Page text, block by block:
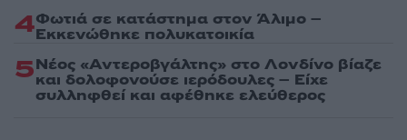
4Φωτιά σε κατάστημα στον Άλιμο –
Εκκενώθηκε πολυκατοικία
5Νέος «Αντεροβγάλτης» στο Λονδίνο βίαζε
και δολοφονούσε ιερόδουλες – Είχε
συλληφθεί και αφέθηκε ελεύθερος